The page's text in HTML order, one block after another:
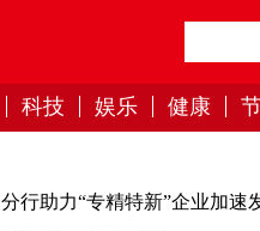
科技 娱乐 健康
行助力“专精特新”企业加速